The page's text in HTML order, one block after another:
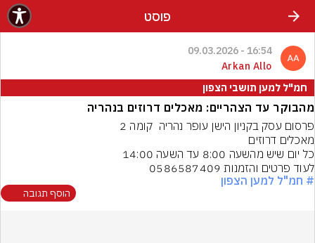
פוסט
16:54 - 09.03.2026
Arkan Allo
חמ"ל למען תושבי הצפון
מהבוקר עד הצהריים: מאכלים דרוזים בנהריה
לעוד פרטים והזמנות 0586587409
# חמ"ל למען הצפון
הוסף תגובה